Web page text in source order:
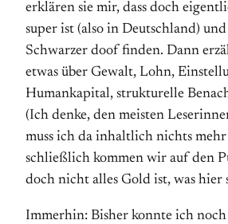
erklären sie mir, dass doch
super ist (also in Deutschland) und
Schwarzer doof finden. Dann
etwas über Gewalt, Lohn,
Humankapital, strukturelle
(Ich denke, den meisten
muss ich da inhaltlich nichts
schließlich kommen wir auf den
doch nicht alles Gold ist, was hier
Immerhin: Bisher konnte ich